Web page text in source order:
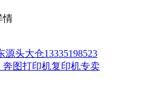
源头大仓13335198523
图打印机复印机专卖